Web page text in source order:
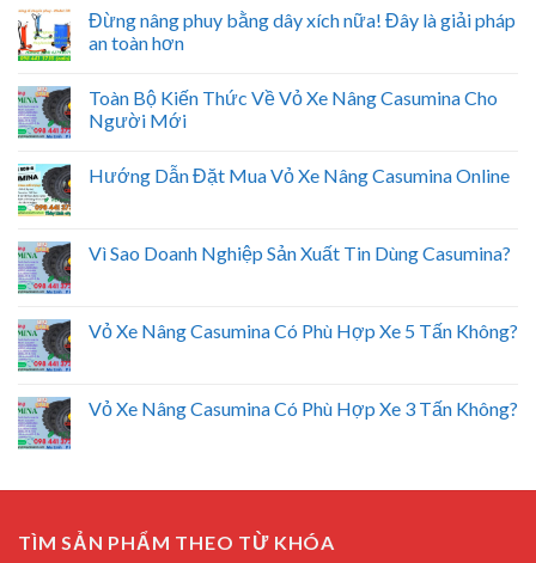
Đừng nâng phuy bằng dây xích nữa! Đây là giải pháp
an toàn hơn
Toàn Bộ Kiến Thức Về Vỏ Xe Nâng Casumina Cho
Người Mới
Hướng Dẫn Đặt Mua Vỏ Xe Nâng Casumina Online
Vì Sao Doanh Nghiệp Sản Xuất Tin Dùng Casumina?
Vỏ Xe Nâng Casumina Có Phù Hợp Xe 5 Tấn Không?
Vỏ Xe Nâng Casumina Có Phù Hợp Xe 3 Tấn Không?
TÌM SẢN PHẨM THEO TỪ KHÓA